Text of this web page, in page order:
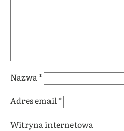
Nazwa*
Adres email*
Witryna internetowa